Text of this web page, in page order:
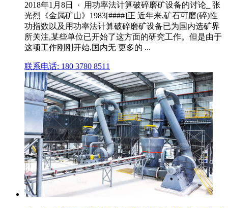
2018年1月8日 · 用功率法计算破碎磨矿设备的讨论_ 张
光烈《金属矿山》1983[####]正 近年来,矿石可磨(碎)性
功指数以及用功率法计算破碎磨矿设备已为国内选矿界
所关注,某些单位已开始了这方面的研究工作。但是由于
这项工作刚刚开始,国内无 更多的 ...
联系电话: 180 3780 8511